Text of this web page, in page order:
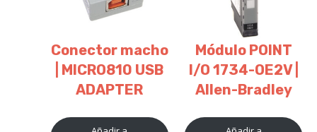
Conector macho
| MICRO810 USB
ADAPTER
Módulo POINT
I/O 1734-OE2V |
Allen-Bradley